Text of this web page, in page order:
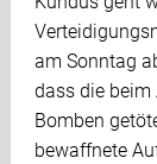
am Sonntag
dass die
Bomben
bewaffnete